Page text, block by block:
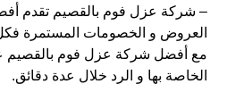
– شركة عزل فوم بالقصيم تقدم
العروض و الخصومات المستمرة
مع أفضل شركة عزل فوم بالقصيم
الخاصة بها و الرد خلال عدة دقائق.